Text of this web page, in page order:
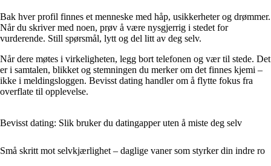
Bak hver profil finnes et menneske med håp, usikkerheter og drømmer.
Når du skriver med noen, prøv å være nysgjerrig i stedet for
vurderende. Still spørsmål, lytt og del litt av deg selv.
Når dere møtes i virkeligheten, legg bort telefonen og vær til stede. Det
er i samtalen, blikket og stemningen du merker om det finnes kjemi –
ikke i meldingsloggen. Bevisst dating handler om å flytte fokus fra
overflate til opplevelse.
Bevisst dating: Slik bruker du datingapper uten å miste deg selv
Små skritt mot selvkjærlighet – daglige vaner som styrker din indre ro